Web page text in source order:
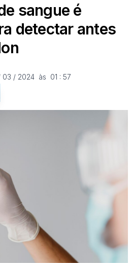
sangue é
detectar antes
03 / 2024  às  01 : 57